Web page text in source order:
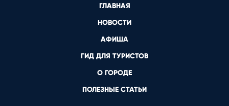
ГЛАВНАЯ
НОВОСТИ
АФИША
ГИД ДЛЯ ТУРИСТОВ
О ГОРОДЕ
ПОЛЕЗНЫЕ СТАТЬИ